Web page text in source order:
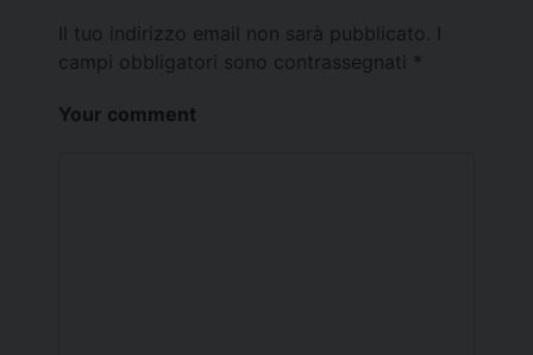
Il tuo indirizzo email non sarà pubblicato.
campi obbligatori sono contrassegnati *
Your comment